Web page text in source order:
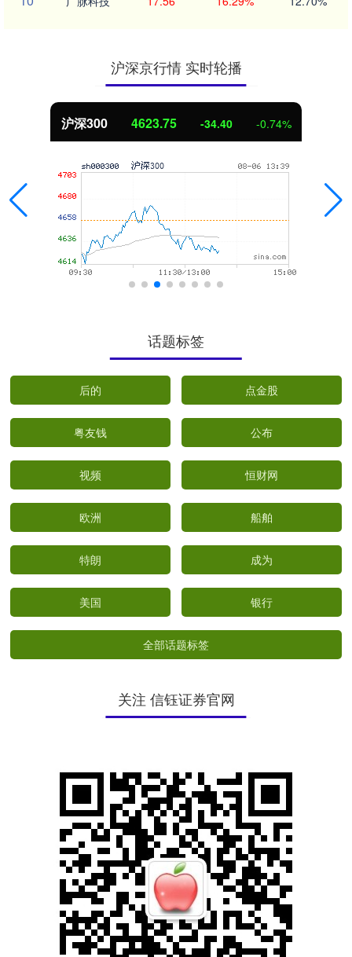
沪深京行情 实时轮播
沪深300 4623.75 -34.40 -0.74%
话题标签
后的 点金股
粤友钱 公布
视频 恒财网
欧洲 船舶
特朗 成为
美国 银行
全部话题标签
关注 信钰证券官网